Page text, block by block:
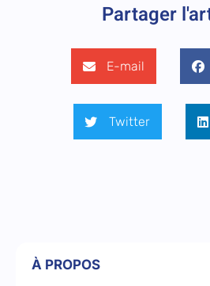
Partager
E-mail
Twitter
À PROPOS